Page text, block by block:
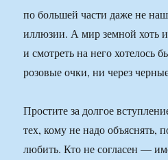
по большей части даже не
иллюзии. А мир земной хоть
и смотреть на него хотелось
розовые очки, ни через
Простите за долгое
тех, кому не надо объяснять,
любить. Кто не согласен —